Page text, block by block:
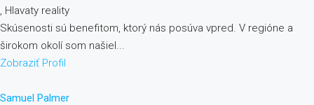
, Hlavaty reality
Skúsenosti sú benefitom, ktorý nás posúva vpred. V regióne a
širokom okolí som našiel...
Zobraziť Profil
Samuel Palmer